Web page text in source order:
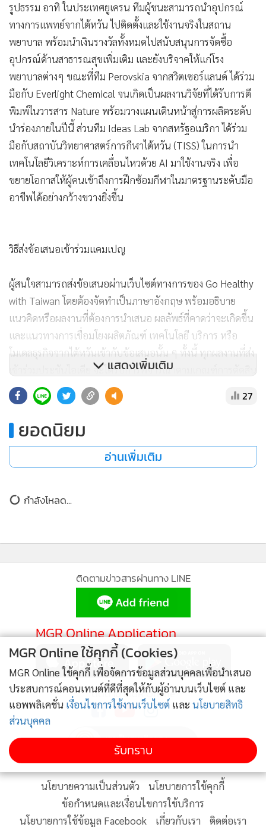
รูปธรรม อาทิ ในประเทศยูเครน ทีมผู้ชนะสามารถนำอุปกรณ์
ทางการแพทย์จากไต้หวัน ไปติดตั้งและใช้งานจริงในสถาน
พยาบาล พร้อมนำเงินรางวัลทั้งหมดไปสนับสนุนการจัดซื้อ
อุปกรณ์ด้านสาธารณสุขเพิ่มเติม และยังบริจาคให้แก่โรง
พยาบาลต่างๆ ขณะที่ทีม Perovskia จากสวิตเซอร์แลนด์ ได้ร่วม
มือกับ Everlight Chemical จนเกิดเป็นผลงานวิจัยที่ได้รับการตี
พิมพ์ในวารสาร Nature พร้อมวางแผนเดินหน้าสู่การผลิตระดับ
นำร่องภายในปีนี้ ส่วนทีม Ideas Lab จากสหรัฐอเมริกา ได้ร่วม
มือกับสถาบันวิทยาศาสตร์การกีฬาไต้หวัน (TISS) ในการนำ
เทคโนโลยีวิเคราะห์การเคลื่อนไหวด้วย AI มาใช้งานจริง เพื่อ
ขยายโอกาสให้ผู้คนเข้าถึงการฝึกซ้อมกีฬาในมาตรฐานระดับมือ
อาชีพได้อย่างกว้างขวางยิ่งขึ้น
วิธีส่งข้อเสนอเข้าร่วมแคมเปญ
ผู้สนใจสามารถส่งข้อเสนอผ่านเว็บไซต์ทางการของ Go Healthy
with Taiwan โดยต้องจัดทำเป็นภาษาอังกฤษ พร้อมอธิบาย
แนวคิดหรือผลงานที่ต้องการนำเสนอ ผลลัพธ์ที่คาดว่าจะเกิดขึ้น
และแนวทางการเชื่อมโยงผลิตภัณฑ์ เทคโนโลยี บริการ หรือ
โมเดลธุรกิจจากไต้หวันเข้ากับข้อเสนอนั้น ๆ ทั้งนี้ ทุกผลงานที่ส่ง
เข้าร่วมประชันไอเดีย จะได้รับการพิจารณาตามเกณฑ์การตัดสิน
ที่ได้กำหนดไว้
รายละเอียดและกำหนดการส่งผลงาน
GMT+8
• หมายเหตุ: เมื่อส่งใบสมัครแล้ว จะไม่สามารถแก้ไขข้อมูลได้
ไอเดียข้อเสนอที่ชนะ 3 อันดับแรกจะได้รับเงินรางวัลทีมละ
30,000 ดอลลาร์สหรัฐฯ ขณะที่ผู้ผ่านเข้ารอบ 20 ทีม จะได้รับคำ
แนะนำเชิงลึกจากผู้เชี่ยวชาญในอุตสาหกรรมโดยตรง นอกจากนี้
ผู้เข้ารอบ 6 ทีมสุดท้าย จะได้เดินทางไปไต้หวัน เพื่อแลกเปลี่ยน
องค์ความรู้ด้านเทคโนโลยีสุขภาพกับองค์กรชั้นนำ พร้อมสัมผัส
ระบบนิเวศนวัตกรรมสุขภาพของไต้หวันอย่างใกล้ชิด
ในยุคที่ AI เข้ามามีบทบาทสำคัญต่อการเปลี่ยนผ่านของทุกภาค
ส่วน รวมถึงภาคสุขภาพ เทคโนโลยีที่ก้าวหน้าได้เปิดโอกาสใหม่ ๆ
ให้กับหลากหลายอุตสาหกรรม ตั้งแต่การแพทย์ การดูแลสุขภาพ
ธุรกิจบริการและการท่องเที่ยว ประกันภัย ไปจนถึงวิทยาศาสตร์
การกีฬา ด้วยขีดความสามารถที่ได้รับการยอมรับในด้านการ
แพทย์อัจฉริยะ และการผสานเทคโนโลยีเข้ากับการดูแลสุขภาพ
แสดงเพิ่มเติม
27
ยอดนิยม
อ่านเพิ่มเติม
กำลังโหลด...
ติดตามข่าวสารผ่านทาง LINE
MGR Online Application
ติดตาม MGR Online
นโยบายความเป็นส่วนตัว
นโยบายการใช้คุกกี้
ข้อกำหนดและเงื่อนไขการใช้บริการ
นโยบายการใช้ข้อมูล Facebook
เกี่ยวกับเรา ติดต่อเรา
MGR Online ใช้คุกกี้ (Cookies)
MGR Online ใช้คุกกี้ เพื่อจัดการข้อมูลส่วนบุคคลเพื่อนำเสนอ
ประสบการณ์คอนเทนต์ที่ดีที่สุดให้กับผู้อ่านบนเว็บไซต์ และ
แอพพลิเคชั่น เงื่อนไขการใช้งานเว็บไซต์ และ นโยบายสิทธิ
ส่วนบุคคล
รับทราบ